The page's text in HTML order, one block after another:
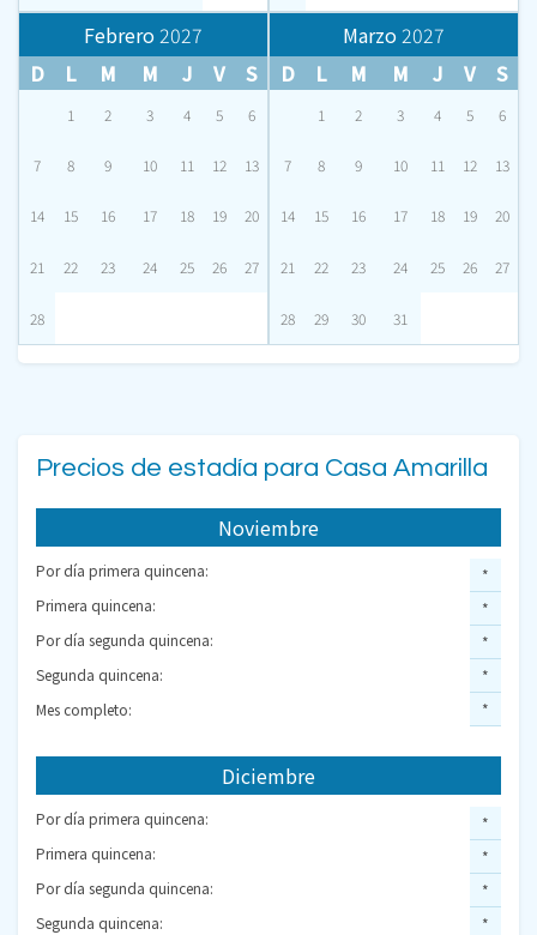
Febrero 2027
D
L M M J V S
1 2 3 4 5 6
7 8 9 10 11 12 13
14 15 16 17 18 19 20
21 22 23 24 25 26 27
28
Marzo 2027
D
L M M J V S
1 2 3 4 5 6
7 8 9 10 11 12 13
14 15 16 17 18 19 20
21 22 23 24 25 26 27
28 29 30 31
Precios de estadía para Casa Amarilla
Noviembre
Por día primera quincena:
Primera quincena:
Por día segunda quincena:
Segunda quincena:
Mes completo:
*
*
*
*
*
Diciembre
Por día primera quincena:
Primera quincena:
Por día segunda quincena:
Segunda quincena:
*
*
*
*